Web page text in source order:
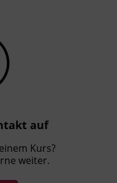
auf
Kurs?
weiter.